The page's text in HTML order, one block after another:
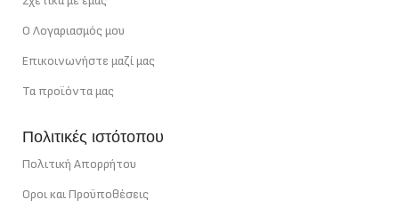
Ο Λογαριασμός μου
Επικοινωνήστε μαζί μας
Τα προϊόντα μας
Πολιτικές ιστότοπου
Πολιτική Απορρήτου
Οροι και Προϋποθέσεις